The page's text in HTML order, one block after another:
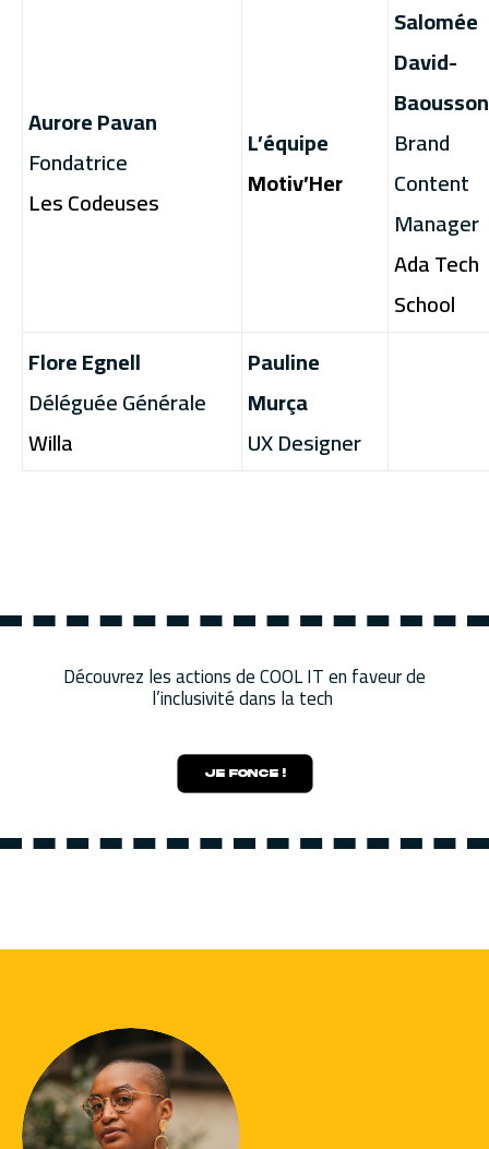
Aurore Pavan
Fondatrice
Les Codeuses
L’équipe
Motiv’Her
Salomée
David-
Baousson
Brand
Content
Manager
Ada Tech
School
Flore Egnell
Déléguée Générale
Willa
Pauline
Murça
UX Designer
Découvrez les actions de COOL IT en faveur de
l’inclusivité dans la tech
JE FONCE !